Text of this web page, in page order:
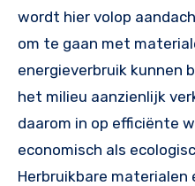
wordt hier volop
om te gaan met
energieverbruik kunnen
het milieu aanzienlijk
daarom in op efficiënte
economisch als
Herbruikbare materialen